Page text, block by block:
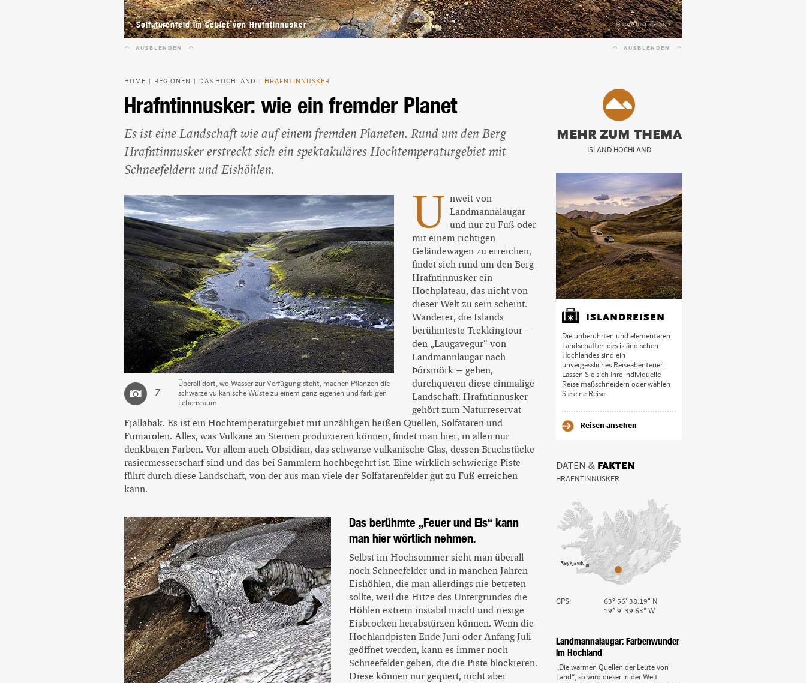
Camping auf Island
Island Urlaub
Solfatarenfeld im Gebiet von Hrafntinnusker © 2012 JUST ICELAND
AUSBLENDEN AUSBLENDEN
HOME REGIONEN DAS HOCHLAND HRAFNTINNUSKER
Hrafntinnusker: wie ein fremder Planet
Es ist eine Landschaft wie auf einem fremden Planeten. Rund um den Berg
Hrafntinnusker erstreckt sich ein spektakuläres Hochtemperaturgebiet mit
Schneefeldern und Eishöhlen.
7
Überall dort, wo Wasser zur Verfügung steht, machen Pflanzen die
schwarze vulkanische Wüste zu einem ganz eigenen und farbigen
Lebensraum.
U nweit von
Landmannalaugar
und nur zu Fuß oder
mit einem richtigen
Geländewagen zu erreichen,
findet sich rund um den Berg
Hrafntinnusker ein
Hochplateau, das nicht von
dieser Welt zu sein scheint.
Wanderer, die Islands
berühmteste Trekkingtour –
den „Laugavegur“ von
Landmannlaugar nach
Þórsmörk – gehen,
durchqueren diese einmalige
Landschaft. Hrafntinnusker
gehört zum Naturreservat
Fjallabak. Es ist ein Hochtemperaturgebiet mit unzähligen heißen Quellen, Solfataren und
Fumarolen. Alles, was Vulkane an Steinen produzieren können, findet man hier, in allen nur
denkbaren Farben. Vor allem auch Obsidian, das schwarze vulkanische Glas, dessen Bruchstücke
rasiermesserscharf sind und das bei Sammlern hochbegehrt ist. Eine wirklich schwierige Piste
führt durch diese Landschaft, von der aus man viele der Solfatarenfelder gut zu Fuß erreichen
kann.
Das berühmte „Feuer und Eis“ kann
man hier wörtlich nehmen.
Selbst im Hochsommer sieht man überall
noch Schneefelder und in manchen Jahren
Eishöhlen, die man allerdings nie betreten
sollte, weil die Hitze des Untergrundes die
Höhlen extrem instabil macht und riesige
Eisbrocken herabstürzen können. Wenn die
Hochlandpisten Ende Juni oder Anfang Juli
geöffnet werden, kann es immer noch
Schneefelder geben, die die Piste blockieren.
Diese können nur gequert, nicht aber
MEHR ZUM THEMA
ISLAND HOCHLAND
ISLANDREISEN
Die unberührten und elementaren
Landschaften des isländischen
Hochlandes sind ein
unvergessliches Reiseabenteuer.
Lassen Sie sich Ihre individuelle
Reise maßschneidern oder wählen
Sie eine Reise.
Reisen ansehen
DATEN & FAKTEN
HRAFNTINNUSKER
GPS:
63° 56' 38.19" N
19° 9' 39.63" W
Landmannalaugar: Farbenwunder
im Hochland
„Die warmen Quellen der Leute von
Land“, so wird dieser in der Welt